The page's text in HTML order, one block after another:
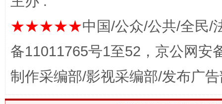
“刷贴”乱象丛生
★★★★★中国/公众/公共/全民/
备11011765号1至52，京公网安
制作采编部/影视采编部/发布广